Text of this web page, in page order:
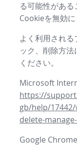
る可能性があ
Cookieを無効に
よく利用され
ック、削除方
ください。
Microsoft
https://
gb/help/
delete-
Google Chrome